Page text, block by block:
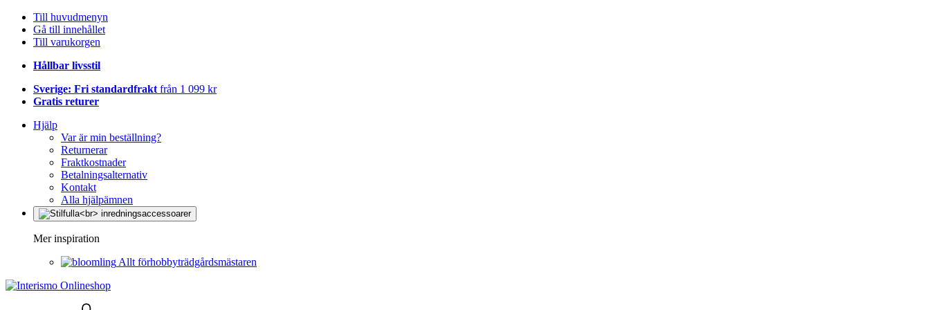
Till huvudmenyn
Gå till innehållet
Till varukorgen
Hållbar livsstil
Sverige: Fri standardfrakt från 1 099 kr
Gratis returer
Hjälp
Var är min beställning?
Returnerar
Fraktkostnader
Betalningsalternativ
Kontakt
Alla hjälpämnen
Mer inspiration
Allt förhobbyträdgårdsmästaren